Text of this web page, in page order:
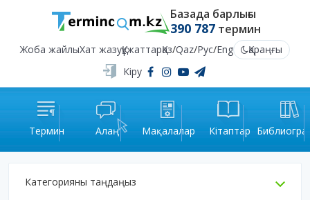
Базада барлығы
390 787термин
Жоба жайлыХат жазуҚұжаттарҚаз/Qaz/Рус/Eng
Қараңғы
Кіру
Термин Алаң Мақалалар Кітаптар
Категорияны таңдаңыз